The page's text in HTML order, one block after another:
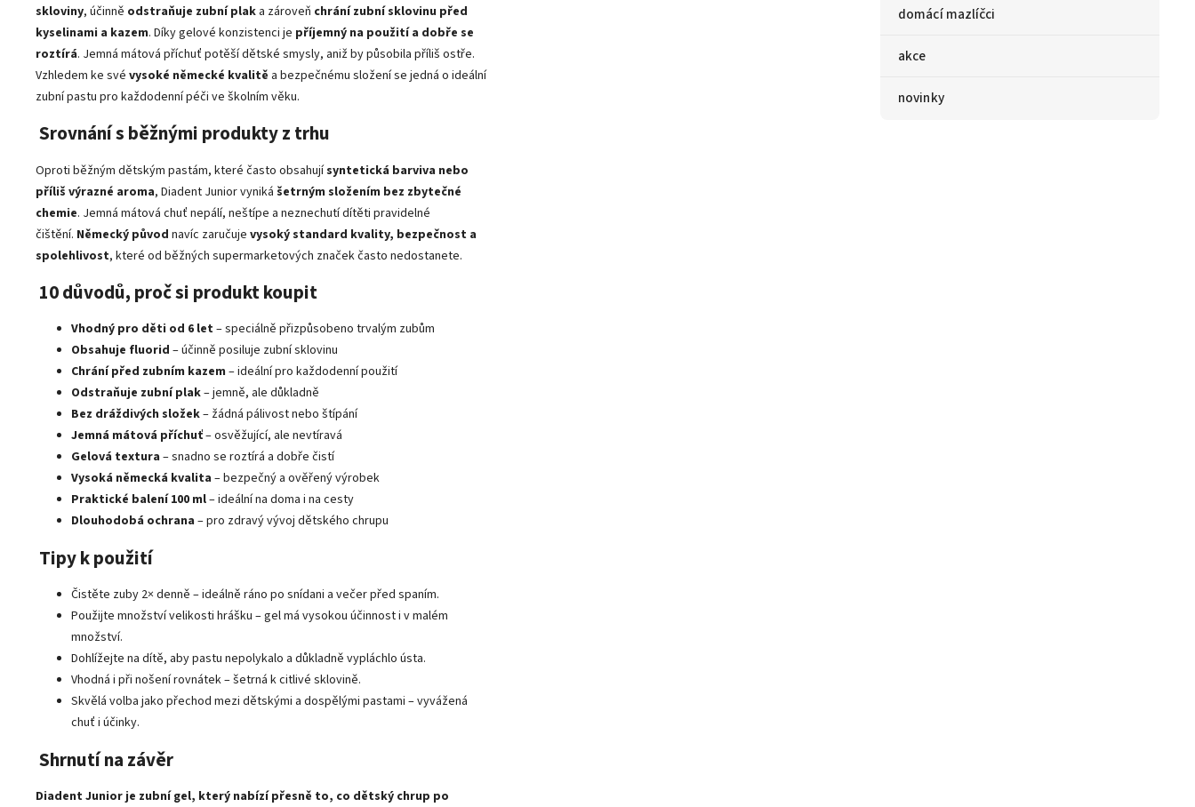
domácí mazlíčci
akce
novinky
skloviny, účinně odstraňuje zubní plak a zároveň chrání zubní sklovinu před
kyselinami a kazem. Díky gelové konzistenci je příjemný na použití a dobře se
roztírá. Jemná mátová příchuť potěší dětské smysly, aniž by působila příliš ostře.
Vzhledem ke své vysoké německé kvalitě a bezpečnému složení se jedná o ideální
zubní pastu pro každodenní péči ve školním věku.
Srovnání s běžnými produkty z trhu
Oproti běžným dětským pastám, které často obsahujísyntetická barviva nebo
příliš výrazné aroma, Diadent Junior vyniká šetrným složením bez zbytečné
chemie. Jemná mátová chuť nepálí, neštípe a neznechutí dítěti pravidelné
čištění. Německý původ navíc zaručuje vysoký standard kvality, bezpečnost a
spolehlivost, které od běžných supermarketových značek často nedostanete.
10 důvodů, proč si produkt koupit
Vhodný pro děti od 6 let– speciálně přizpůsobeno trvalým zubům
Obsahuje fluorid – účinně posiluje zubní sklovinu
Chrání před zubním kazem – ideální pro každodenní použití
Odstraňuje zubní plak– jemně, ale důkladně
Bez dráždivých složek– žádná pálivost nebo štípání
Jemná mátová příchuť– osvěžující, ale nevtíravá
Gelová textura – snadno se roztírá a dobře čistí
Vysoká německá kvalita – bezpečný a ověřený výrobek
Praktické balení 100 ml– ideální na doma i na cesty
Dlouhodobá ochrana – pro zdravý vývoj dětského chrupu
Tipy k použití
Čistěte zuby 2× denně – ideálně ráno po snídani a večer před spaním.
Použijte množství velikosti hrášku – gel má vysokou účinnost i v malém
množství.
Dohlížejte na dítě, aby pastu nepolykalo a důkladně vypláchlo ústa.
Vhodná i při nošení rovnátek – šetrná k citlivé sklovině.
Skvělá volba jako přechod mezi dětskými a dospělými pastami – vyvážená
chuť i účinky.
Shrnutí na závěr
Diadent Junior je zubní gel, který nabízí přesně to, co dětský chrup po